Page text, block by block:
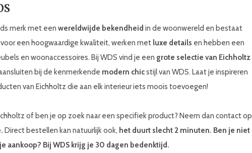
merk met een wereldwijde bekendheid in de woonwereld en bestaat
een hoogwaardige kwaliteit, werken met luxe details en hebben een
en woonaccessoires. Bij WDS vind je een grote selectie van Eichholtz
bij de kenmerkende modern chicstijl van WDS. Laat je inspireren
van Eichholtz die aan elk interieur iets moois toevoegen!
of ben je op zoek naar een specifiek product? Neem dan contact op
Direct bestellen kan natuurlijk ook, het duurt slecht 2 minuten. Ben je niet
aankoop? Bij WDS krijg je 30 dagen bedenktijd.